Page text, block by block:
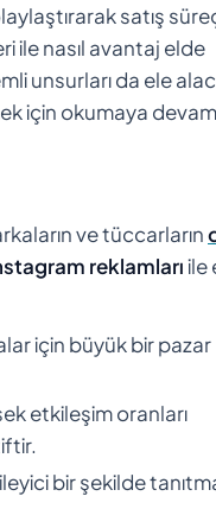
satış
ile nasıl avantaj elde
unsurları da ele
için okumaya
ve tüccarların
reklamlarıile
için büyük bir pazar
etkileşim oranları
bir şekilde